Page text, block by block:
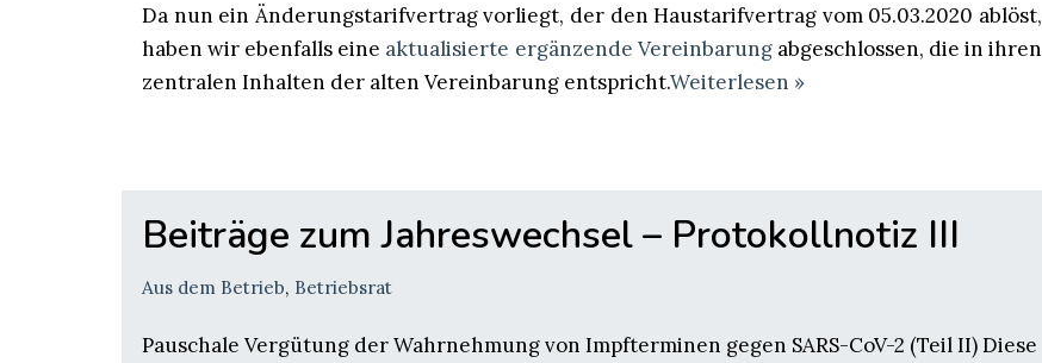
Da nun ein Änderungstarifvertrag vorliegt, der den Haustarifvertrag vom 05.03.2020 ablöst,
haben wir ebenfalls eine aktualisierte ergänzende Vereinbarungabgeschlossen, die in ihren
zentralen Inhalten der alten Vereinbarung entspricht.Weiterlesen »
Beiträge zum Jahreswechsel – Protokollnotiz III
Aus dem Betrieb, Betriebsrat
Pauschale Vergütung der Wahrnehmung von Impfterminen gegen SARS-CoV-2 (Teil II) Diese